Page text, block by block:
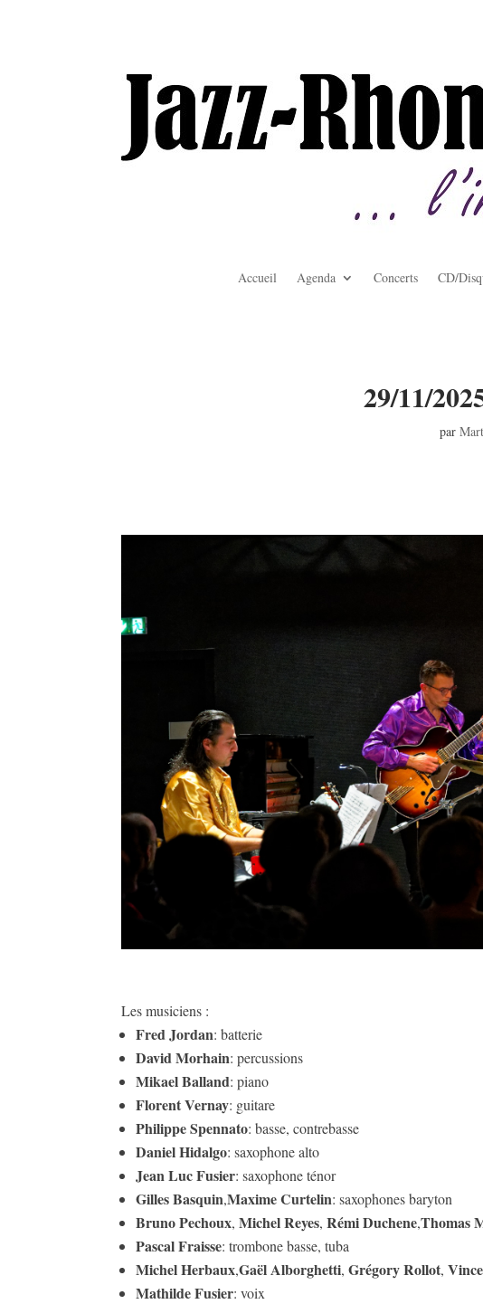
Accueil Agenda Concerts CD/
29/11/
par
Les musiciens :
Fred Jordan: batterie
David Morhain: percussions
Mikael Balland: piano
Florent Vernay: guitare
Philippe Spennato: basse, contrebasse
Daniel Hidalgo: saxophone alto
Jean Luc Fusier: saxophone ténor
Gilles Basquin,Maxime Curtelin: saxophones baryton
Bruno Pechoux,Michel Reyes, Rémi Duchene,Thomas
Pascal Fraisse: trombone basse, tuba
Michel Herbaux,Gaël Alborghetti,Grégory Rollot,
Mathilde Fusier: voix